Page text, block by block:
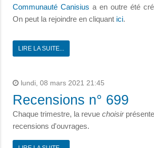
Communauté Canisius a en outre été
On peut la rejoindre en cliquant ici.
LIRE LA SUITE...
lundi, 08 mars 2021 21:45
Recensions n° 699
Chaque trimestre, la revue choisir
recensions d'ouvrages.